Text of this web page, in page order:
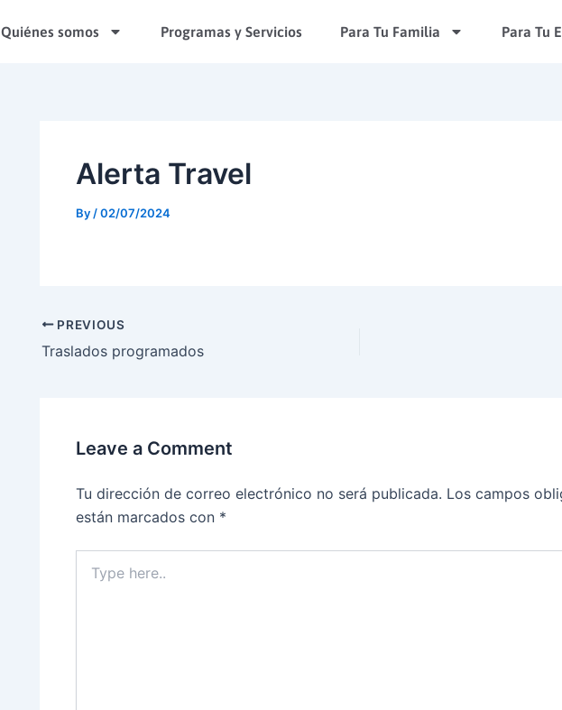
Quiénes somos Programas y Servicios Para Tu Familia Para Tu
Alerta Travel
By /02/07/2024
PREVIOUS
Traslados programados
Leave a Comment
Tu dirección de correo electrónico no será publicada. Los campos
están marcados con *
here..